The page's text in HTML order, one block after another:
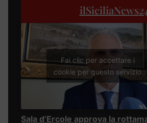
ilSiciliaNews
Fai clic per accettare i
cookie per questo servizio
Sala d’Ercole approva la